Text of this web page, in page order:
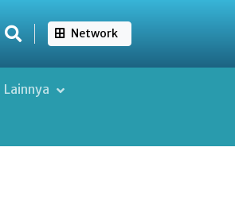
Network
Lainnya